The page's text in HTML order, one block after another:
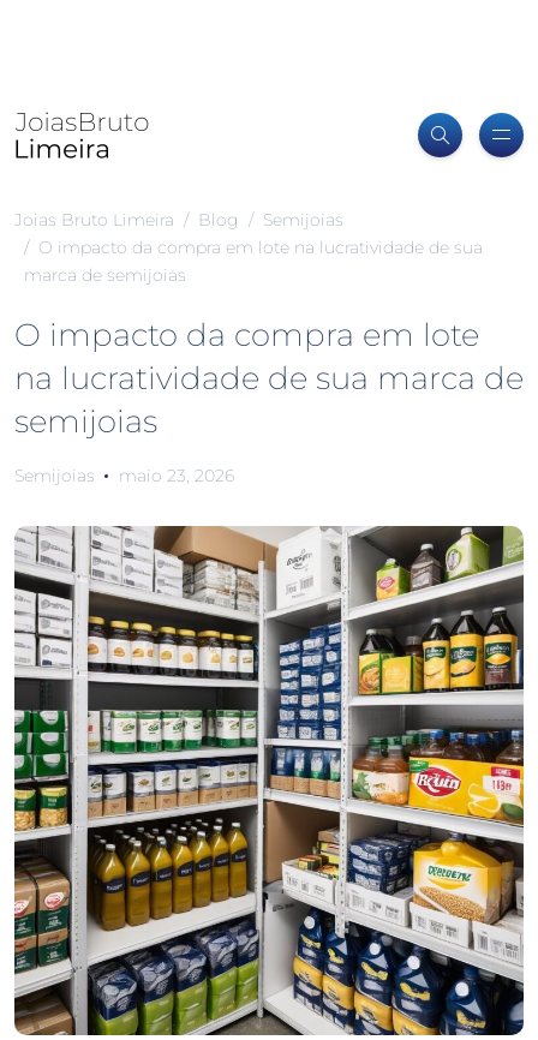
Joias Bruto Limeira Blog
Semijoias
O impacto da compra em lote na lucratividade de sua
marca de semijoias
O impacto da compra em lote
na lucratividade de sua marca de
semijoias
Semijoias maio 23, 2026